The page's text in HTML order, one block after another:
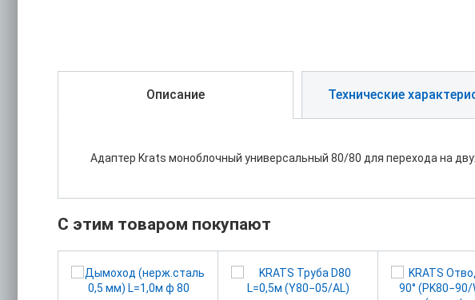
Описание Технические
Адаптер Krats моноблочный универсальный 80/80 для перехода на
С этим товаром покупают